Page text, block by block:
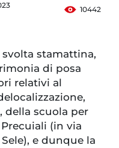
10442
svolta stamattina,
di posa
relativi al
della scuola per
(in via
e dunque la